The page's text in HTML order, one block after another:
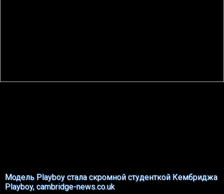
Модель Playboy стала скромной студенткой Кембриджа
Playboy, cambridge-news.co.uk